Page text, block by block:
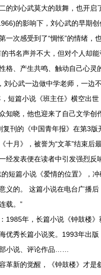
的刘心武莫大的鼓舞，也开启
的影响下，刘心武的早期
一次感受到了“惆怅”的情绪，
书名声并不大，但对个人却
格、产生共鸣、触动自己心灵
刘心武一边做中学老师，一边
短篇小说《班主任》横空出世
知晓，他也迎来了自己文学创
刊的《中国青年报》在第3版
十月》，被誉为“文革”结束后
经发表便在读者中引发强烈反
短篇小说《爱情的位置》，
义的。 这篇小说在电台广播
载。”
1985年，长篇小说《钟鼓楼
优秀长篇小说奖。1993年出
小说、评论作品……
革新的觉醒，《钟鼓楼》才是